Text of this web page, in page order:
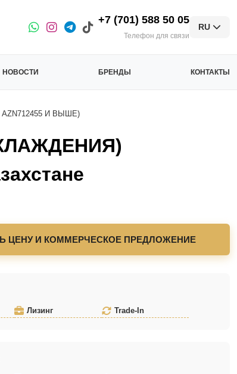
+7 (701) 588 50 05
Телефон для связи
RU
НОВОСТИ БРЕНДЫ КОНТАКТЫ
И ВЫШЕ)
ЦЕНУ И КОММЕРЧЕСКОЕ ПРЕДЛОЖЕНИЕ
Лизинг Trade-In